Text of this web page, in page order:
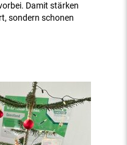
Damit stärken
sondern schonen